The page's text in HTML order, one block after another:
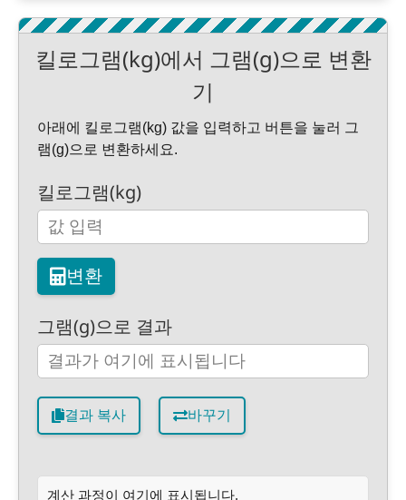
킬로그램(kg)에서 그램(g)으로 변환
기
아래에 킬로그램(kg) 값을 입력하고 버튼을 눌러 그
램(g)으로 변환하세요.
킬로그램(kg)
변환
그램(g)으로 결과
결과 복사 바꾸기
계산 과정이 여기에 표시됩니다.